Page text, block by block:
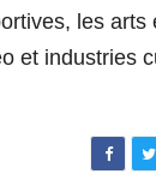
les arts
et industries